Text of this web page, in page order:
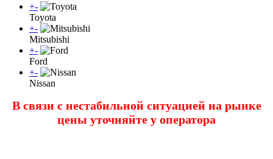
+-
Toyota
+-
Mitsubishi
+-
Ford
+-
Nissan
В связи с нестабильной ситуацией на рынке
цены уточняйте у оператора